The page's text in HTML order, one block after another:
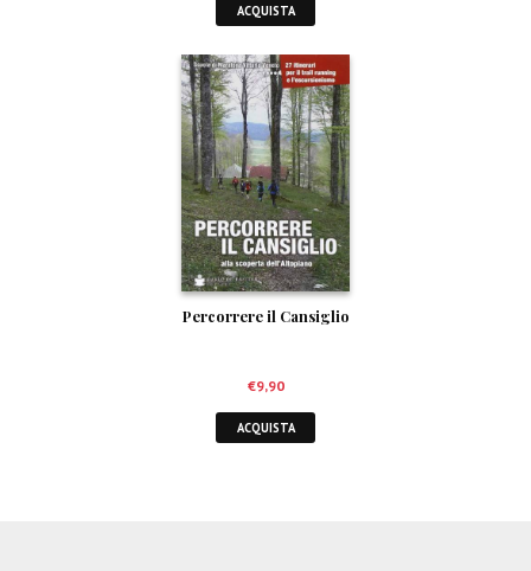
ACQUISTA
Percorrere il Cansiglio
€9,90
ACQUISTA